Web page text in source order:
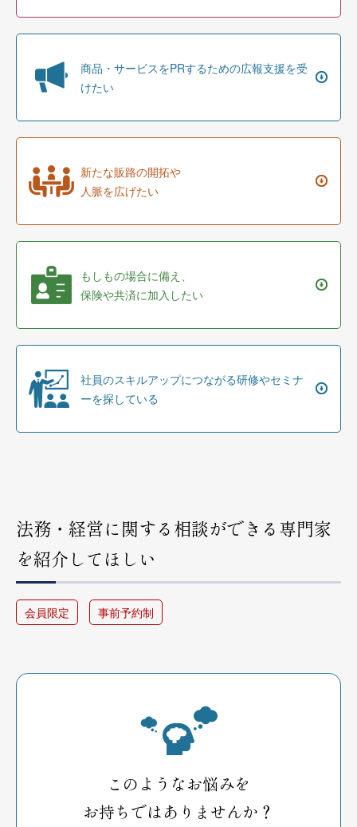
商品・サービスをPRするための広報支援を受
けたい
新たな販路の開拓や
人脈を広げたい
もしもの場合に備え、
保険や共済に加入したい
社員のスキルアップにつながる研修やセミナ
ーを探している
法務・経営に関する相談ができる専門家
を紹介してほしい
会員限定 事前予約制
このようなお悩みを
お持ちではありませんか？